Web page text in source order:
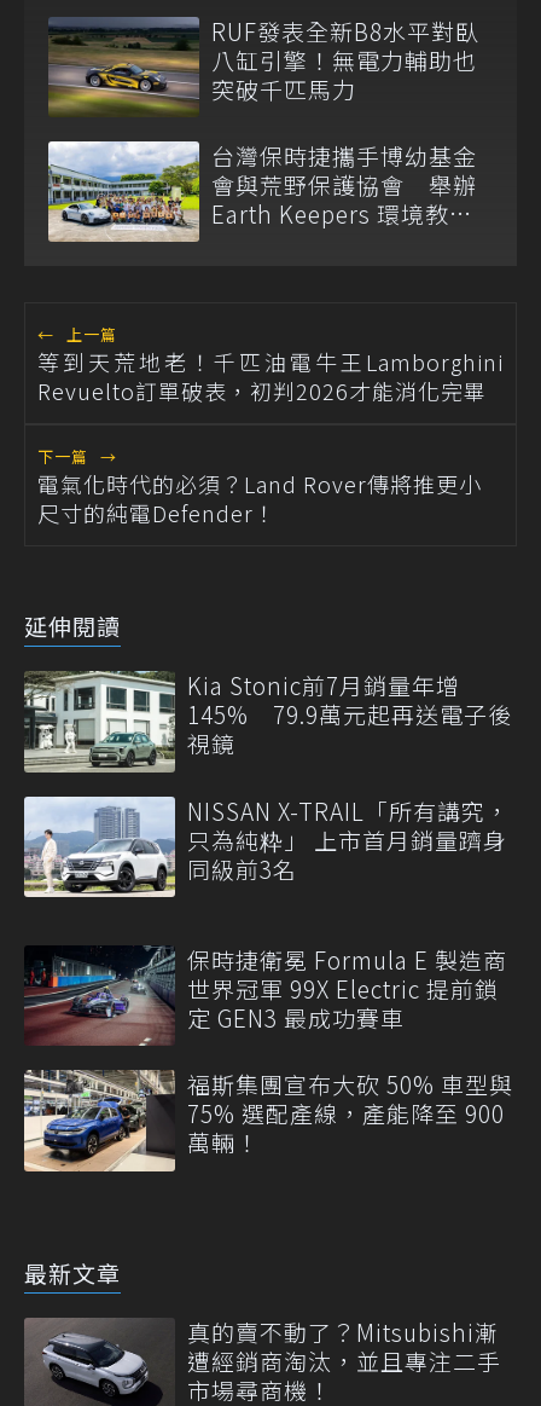
RUF發表全新B8水平對臥
八缸引擎！無電力輔助也
突破千匹馬力
台灣保時捷攜手博幼基金
會與荒野保護協會 舉辦
Earth Keepers 環境教育
← 上一篇
等到天荒地老！千匹油電牛王Lamborghini
Revuelto訂單破表，初判2026才能消化完畢
下一篇 →
電氣化時代的必須？Land Rover傳將推更小
尺寸的純電Defender！
延伸閱讀
Kia Stonic前7月銷量年增
145% 79.9萬元起再送電子後
視鏡
NISSAN X-TRAIL「所有講究，
只為純粋」 上市首月銷量躋身
同級前3名
保時捷衛冕 Formula E 製造商
世界冠軍 99X Electric 提前鎖
定 GEN3 最成功賽車
福斯集團宣布大砍 50% 車型與
75% 選配產線，產能降至 900
萬輛！
最新文章
真的賣不動了？Mitsubishi漸
遭經銷商淘汰，並且專注二手
市場尋商機！